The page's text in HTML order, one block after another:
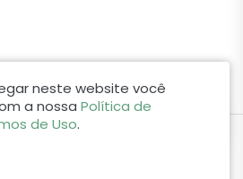
neste website você
a nossa Política de
de Uso.